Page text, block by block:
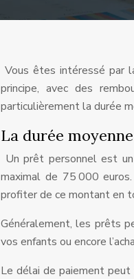
Vous êtes intéressé par
principe, avec des
particulièrement la durée
La durée
Un prêt personnel est
maximal de 75 000
profiter de ce montant en
Généralement, les prêts
vos enfants ou encore
Le délai de paiement